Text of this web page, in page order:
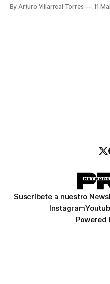
By Arturo Villarreal Torres 11
Suscríbete a nuestro
Instagram
Powered